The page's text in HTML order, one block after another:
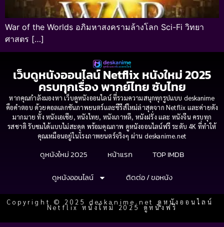
War of the Worlds อภิมหาสงครามล้างโลก Sci-Fi วิทยา
ศาสตร […]
เว็บดูหนังออนไลน์ Netflix หนังใหม่ 2025
ครบทุกเรื่อง พากย์ไทย ซับไทย
หากคุณกำลังมองหา เว็บดูหนังออนไลน์ ที่รวมความสนุกทุกรูปแบบ deskanime
คือคำตอบ ด้วยคอลเลกชันภาพยนตร์และซีรีส์ใหม่ล่าสุดจาก Netflix และค่ายดัง
มากมาย ทั้ง หนังเอเชีย, หนังไทย, หนังเกาหลี, หนังฝรั่ง และ หนังจีน ครบทุก
รสชาติ รับชมได้แบบไม่สะดุด พร้อมคุณภาพ ดูหนังออนไลน์ฟรี ระดับ 4K ที่ทำให้
คุณเหมือนอยู่ในโรงภาพยนตร์จริงๆ ผ่าน deskanime.net
ดูหนังใหม่ 2025 หน้าแรก
TOP IMDB
ดูหนังออนไลน์
ติดต่อ / ขอหนัง
Copyright © 2025 deskanime.net ดูหนังออนไลน์
Netflix หนังใหม่ 2025 ดูหนังฟรี